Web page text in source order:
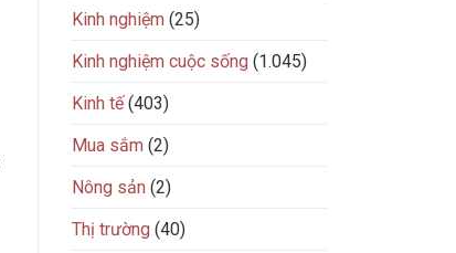
Kinh nghiệm (25)
Kinh nghiệm cuộc sống (1.045)
Kinh tế(403)
Mua sắm (2)
Nông sản (2)
Thị trường (40)